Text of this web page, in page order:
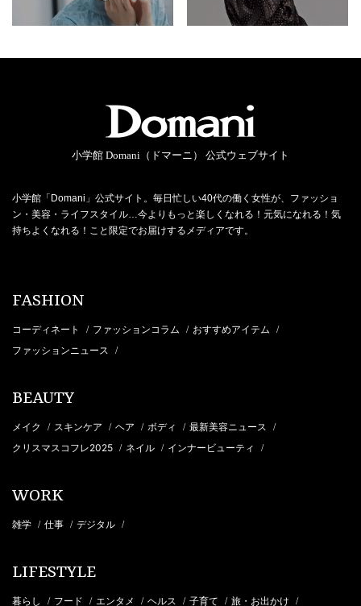
小学館 Domani（ドマーニ） 公式ウェブサイト
小学館「Domani」公式サイト。毎日忙しい40代の働く女性が、ファッショ
ン・美容・ライフスタイル…今よりもっと楽しくなれる！元気になれる！気
持ちよくなれる！こと限定でお届けするメディアです。
FASHION
コーディネート / ファッションコラム / おすすめアイテム /
ファッションニュース /
BEAUTY
メイク / スキンケア / ヘア / ボディ / 最新美容ニュース /
クリスマスコフレ2025 / ネイル / インナービューティ /
WORK
雑学 / 仕事 / デジタル /
LIFESTYLE
暮らし / フード / エンタメ / ヘルス / 子育て / 旅・お出かけ /